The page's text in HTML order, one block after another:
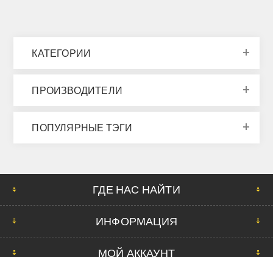
КАТЕГОРИИ
ПРОИЗВОДИТЕЛИ
ПОПУЛЯРНЫЕ ТЭГИ
ГДЕ НАС НАЙТИ
ИНФОРМАЦИЯ
МОЙ АККАУНТ